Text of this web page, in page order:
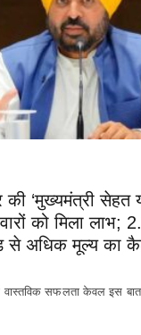
‘मुख्यमंत्री सेहत
को मिला लाभ;
से अधिक मूल्य का
वास्तविक सफलता केवल इस